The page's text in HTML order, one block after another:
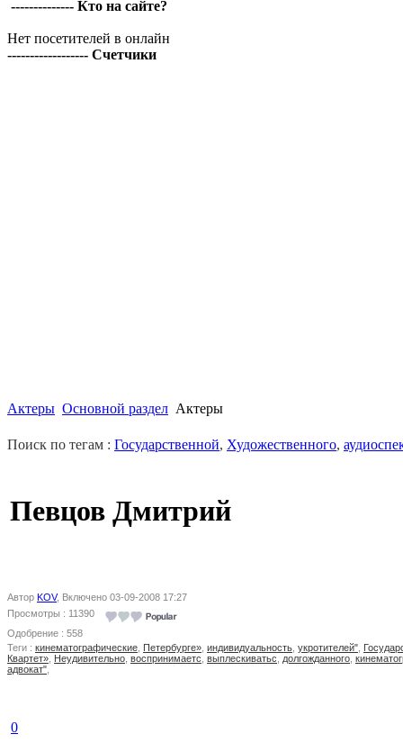
-------------- Кто на сайте?
Нет посетителей в онлайн
------------------ Счетчики
Актеры Основной раздел Актеры
Поиск по тегам : Государственной, Художественного,
Певцов Дмитрий
Автор KOV, Включено 03-09-2008 17:27
Просмотры : 11390
Одобрение : 558
Теги : кинематографические Петербурге» индивидуальность укротителей"
Квартет» Неудивительно воспринимаетс выплескиватьс долгожданного
адвокат"
0